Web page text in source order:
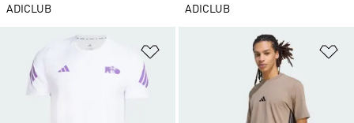
ADICLUB
ADICLUB
Adicionar à Lista de Desejos